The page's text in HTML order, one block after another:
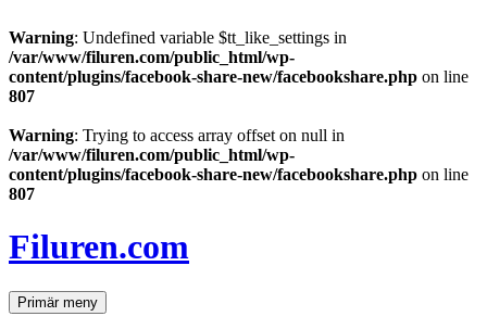
Warning: Undefined variable $tt_like_settings in
/var/www/filuren.com/public_html/wp-
content/plugins/facebook-share-new/facebookshare.php on line
807
Warning: Trying to access array offset on null in
/var/www/filuren.com/public_html/wp-
content/plugins/facebook-share-new/facebookshare.php on line
807
till
innehåll
Filuren.com
SökPrimär meny